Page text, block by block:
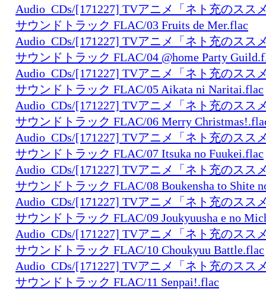
Audio_CDs/[171227] TVアニメ「ネト充のスス
サウンドトラック FLAC/03 Fruits de Mer.flac
Audio_CDs/[171227] TVアニメ「ネト充のスス
サウンドトラック FLAC/04 @home Party
Audio_CDs/[171227] TVアニメ「ネト充のスス
サウンドトラック FLAC/05 Aikata ni Naritai.flac
Audio_CDs/[171227] TVアニメ「ネト充のスス
サウンドトラック FLAC/06 Merry
Audio_CDs/[171227] TVアニメ「ネト充のスス
サウンドトラック FLAC/07 Itsuka no Fuukei.flac
Audio_CDs/[171227] TVアニメ「ネト充のスス
サウンドトラック FLAC/08 Boukensha to Shite
Audio_CDs/[171227] TVアニメ「ネト充のスス
サウンドトラック FLAC/09 Joukyuusha e no
Audio_CDs/[171227] TVアニメ「ネト充のスス
サウンドトラック FLAC/10 Choukyuu Battle.flac
Audio_CDs/[171227] TVアニメ「ネト充のスス
サウンドトラック FLAC/11 Senpai!.flac